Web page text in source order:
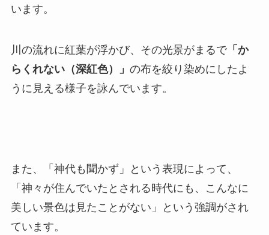
います。
川の流れに紅葉が浮かび、その光景がまるで「か
らくれない（深紅色）」 の布を絞り染めにしたよ
うに見える様子を詠んでいます。
また、「神代も聞かず」という表現によって、
「神々が住んでいたとされる時代にも、こんなに
美しい景色は見たことがない」という強調がされ
ています。